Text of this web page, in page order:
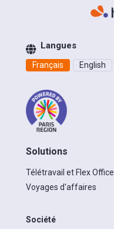
Langues
Français English
Solutions
Télétravail et Flex Office
Voyages d'affaires
Société